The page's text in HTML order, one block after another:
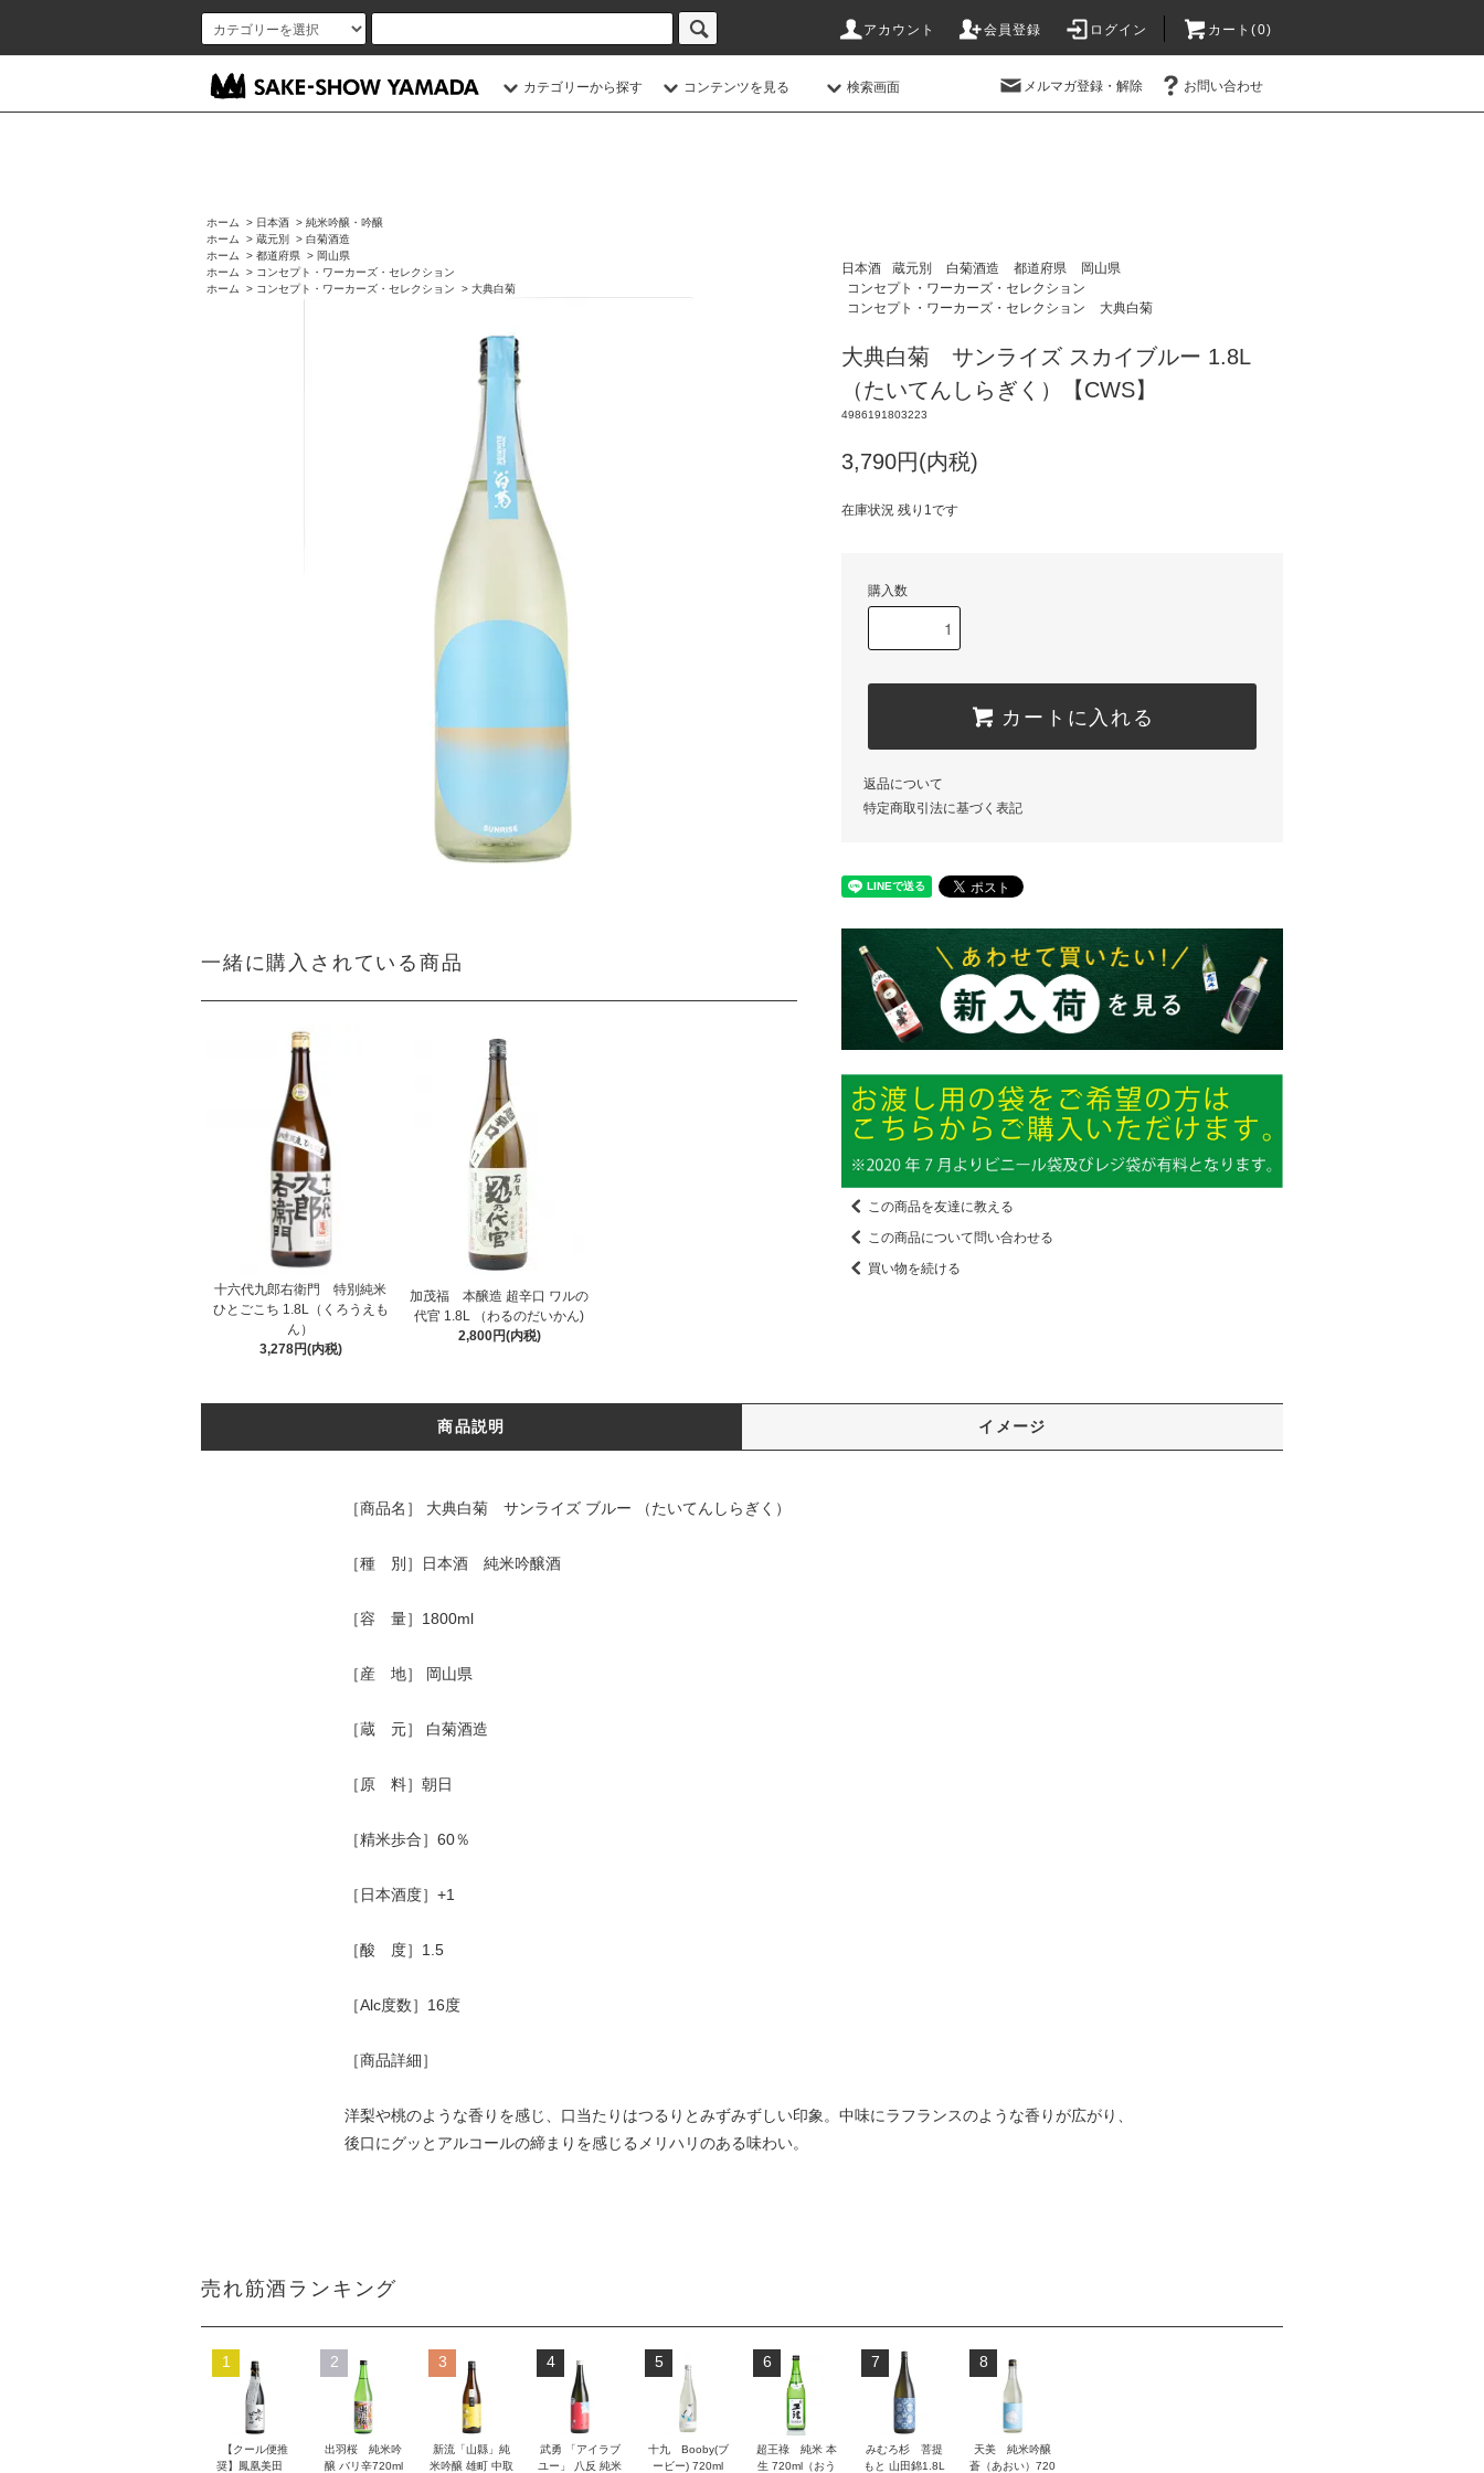
アカウント 会員登録 ログイン カート(0)
カテゴリーから探す コンテンツを見る 検索画面 メルマガ登録・解除 お問い合わせ
ホーム > 日本酒 >純米吟醸・吟醸
ホーム
>蔵元別 >白菊酒造
ホーム
>都道府県 > 岡山県
ホーム
> コンセプト・ワーカーズ・セレクション
ホーム
> コンセプト・ワーカーズ・セレクション >大典白菊
一緒に購入されている商品
十六代九郎右衛門 特別純米
ひとごこち 1.8L（くろうえも
ん）
3,278円(内税)
加茂福 本醸造 超辛口 ワルの
代官 1.8L （わるのだいかん)
2,800円(内税)
日本酒 蔵元別 白菊酒造 都道府県
岡山県
コンセプト・ワーカーズ・セレクション
コンセプト・ワーカーズ・セレクション
大典白菊
大典白菊 サンライズ スカイブルー 1.8L
（たいてんしらぎく）【CWS】
4986191803223
3,790円(内税)
在庫状況 残り1です
購入数
カートに入れる
返品について
特定商取引法に基づく表記
この商品を友達に教える
この商品について問い合わせる
買い物を続ける
商品説明 イメージ
［商品名］ 大典白菊 サンライズ ブルー （たいてんしらぎく）
［種 別］日本酒 純米吟醸酒
［容 量］1800ml
［産 地］ 岡山県
［蔵 元］ 白菊酒造
［原 料］朝日
［精米歩合］60％
［日本酒度］+1
［酸 度］1.5
［Alc度数］16度
［商品詳細］
洋梨や桃のような香りを感じ、口当たりはつるりとみずみずしい印象。中味にラフランスのような香りが広がり、
後口にグッとアルコールの締まりを感じるメリハリのある味わい。
売れ筋酒ランキング
1
【クール便推
奨】鳳凰美田
2
出羽桜 純米吟
醸 バリ辛720ml
3
新流「山縣」純
米吟醸 雄町 中取
4
武勇 「アイラブ
ユー」 八反 純米
5
十九 Booby(ブ
ービー) 720ml
6
超王祿 純米 本
生 720ml（おう
7
みむろ杉 菩提
もと 山田錦1.8L
8
天美 純米吟醸
蒼（あおい）720